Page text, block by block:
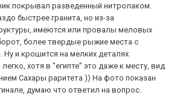
покрывал разведенный нитролаком.
быстрее гранита, но из-за
имеются или провалы меловых
более твердые рыжие места с
Ну и крошится на мелких деталях
хотя в "египте" это даже к месту, вид
Сахары раритета )) На фото показан
думаю что ответил на вопрос.